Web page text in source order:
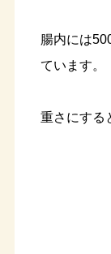
腸内には
ています。
重さにする